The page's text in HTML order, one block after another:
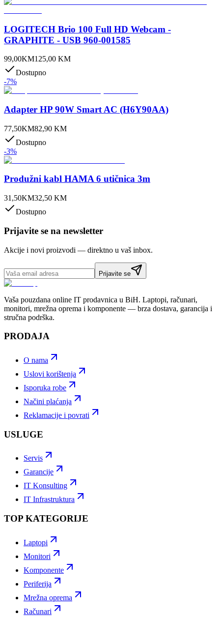
LOGITECH Brio 100 Full HD Webcam -
GRAPHITE - USB 960-001585
99,00KM125,00 KM
Dostupno
-7%
Adapter HP 90W Smart AC (H6Y90AA)
77,50KM82,90 KM
Dostupno
-3%
Produžni kabl HAMA 6 utičnica 3m
31,50KM32,50 KM
Dostupno
Prijavite se na newsletter
Akcije i novi proizvodi — direktno u vaš inbox.
Prijavite se
Vaša pouzdana online IT prodavnica u BiH. Laptopi, računari,
monitori, mrežna oprema i komponente — brza dostava, garancija i
stručna podrška.
PRODAJA
O nama
Uslovi korištenja
Isporuka robe
Načini plaćanja
Reklamacije i povrati
USLUGE
Servis
Garancije
IT Konsulting
IT Infrastruktura
TOP KATEGORIJE
Laptopi
Monitori
Komponente
Periferija
Mrežna oprema
Računari